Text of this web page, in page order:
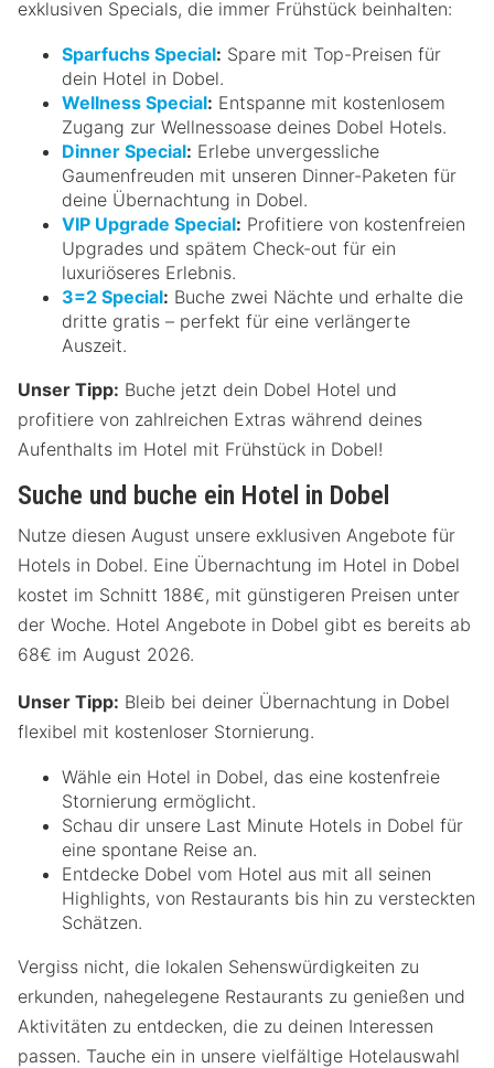
exklusiven Specials, die immer Frühstück beinhalten:
Sparfuchs Special: Spare mit Top-Preisen für
dein Hotel in Dobel.
Wellness Special: Entspanne mit kostenlosem
Zugang zur Wellnessoase deines Dobel Hotels.
Dinner Special: Erlebe unvergessliche
Gaumenfreuden mit unseren Dinner-Paketen für
deine Übernachtung in Dobel.
VIP Upgrade Special: Profitiere von kostenfreien
Upgrades und spätem Check-out für ein
luxuriöseres Erlebnis.
3=2 Special: Buche zwei Nächte und erhalte die
dritte gratis – perfekt für eine verlängerte
Auszeit.
Unser Tipp: Buche jetzt dein Dobel Hotel und
profitiere von zahlreichen Extras während deines
Aufenthalts im Hotel mit Frühstück in Dobel!
Suche und buche ein Hotel in Dobel
Nutze diesen August unsere exklusiven Angebote für
Hotels in Dobel. Eine Übernachtung im Hotel in Dobel
kostet im Schnitt 188€, mit günstigeren Preisen unter
der Woche. Hotel Angebote in Dobel gibt es bereits ab
68€ im August 2026.
Unser Tipp: Bleib bei deiner Übernachtung in Dobel
flexibel mit kostenloser Stornierung.
Wähle ein Hotel in Dobel, das eine kostenfreie
Stornierung ermöglicht.
Schau dir unsere Last Minute Hotels in Dobel für
eine spontane Reise an.
Entdecke Dobel vom Hotel aus mit all seinen
Highlights, von Restaurants bis hin zu versteckten
Schätzen.
Vergiss nicht, die lokalen Sehenswürdigkeiten zu
erkunden, nahegelegene Restaurants zu genießen und
Aktivitäten zu entdecken, die zu deinen Interessen
passen. Tauche ein in unsere vielfältige Hotelauswahl